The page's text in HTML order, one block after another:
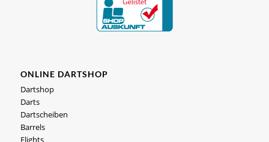
ONLINE DARTSHOP
Dartshop
Darts
Dartscheiben
Barrels
Flights